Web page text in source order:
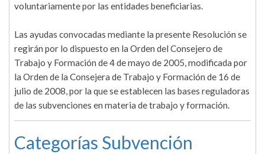
voluntariamente por las entidades beneficiarias.
Las ayudas convocadas mediante la presente Resolución se
regirán por lo dispuesto en la Orden del Consejero de
Trabajo y Formación de 4 de mayo de 2005, modificada por
la Orden de la Consejera de Trabajo y Formación de 16 de
julio de 2008, por la que se establecen las bases reguladoras
de las subvenciones en materia de trabajo y formación.
Categorías Subvención